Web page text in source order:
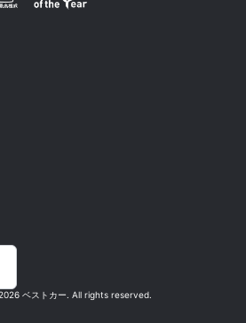
ベストカー. All rights reserved.